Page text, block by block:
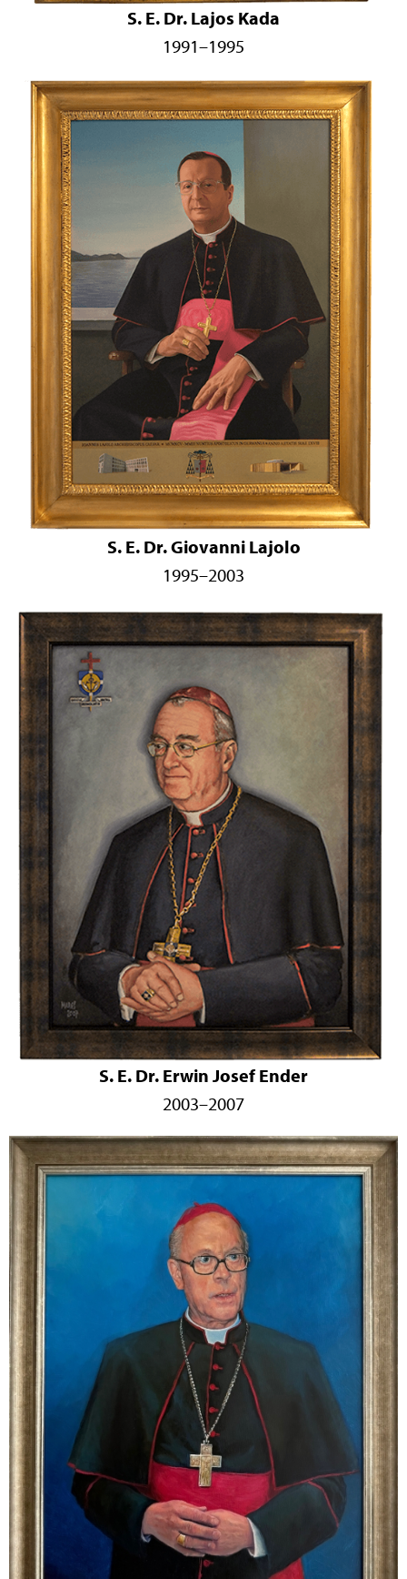
S. E. Dr. Lajos Kada
1991–1995
S. E. Dr. Giovanni Lajolo
1995–2003
S. E. Dr. Erwin Josef Ender
2003–2007